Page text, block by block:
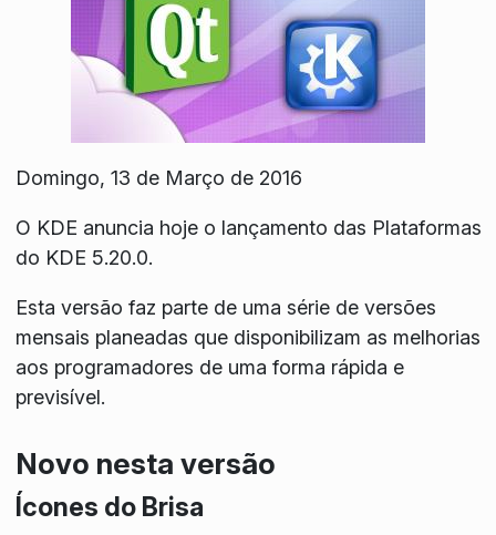
Domingo, 13 de Março de 2016
O KDE anuncia hoje o lançamento das Plataformas
do KDE 5.20.0.
Esta versão faz parte de uma série de versões
mensais planeadas que disponibilizam as melhorias
aos programadores de uma forma rápida e
previsível.
Novo nesta versão
Ícones do Brisa